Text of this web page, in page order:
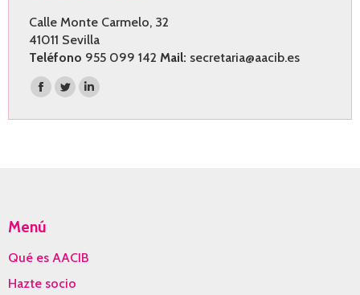
Calle Monte Carmelo, 32
41011 Sevilla
Teléfono 955 099 142 Mail: secretaria@aacib.es
Encuéntranos en:
Facebook
page
Twitter
page
Linkedin
page
Menú
Qué es AACIB
Hazte socio